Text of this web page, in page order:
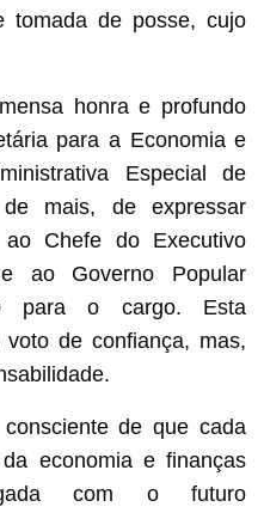
tomada de posse, cujo
honra e profundo
para a Economia e
Especial de
mais, de expressar
ao Chefe do Executivo
ao Governo Popular
para o cargo. Esta
de confiança, mas,
de que cada
economia e finanças
com o futuro